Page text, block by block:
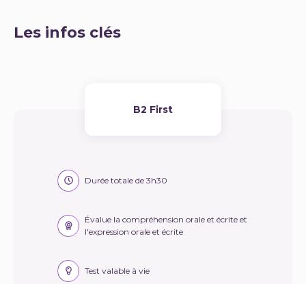
Les infos clés
B2 First
Durée totale de 3h30
Évalue la compréhension orale et écrite et
l'expression orale et écrite
Test valable à vie